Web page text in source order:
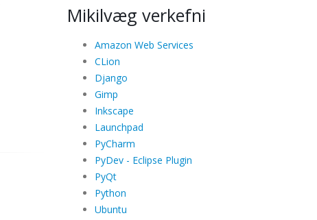
Mikilvæg verkefni
Amazon Web Services
CLion
Django
Gimp
Inkscape
Launchpad
PyCharm
PyDev - Eclipse Plugin
PyQt
Python
Ubuntu